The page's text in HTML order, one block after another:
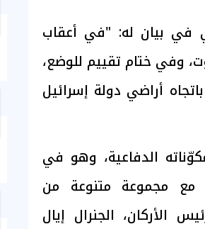
في بيان له: "في أعقاب
وفي ختام تقييم للوضع،
أراضي دولة إسرائيل
الدفاعية، وهو في
مع مجموعة متنوعة من
الأركان، الجنرال إيال